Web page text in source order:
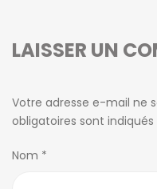
LAISSER UN
Votre adresse e-mail ne
obligatoires sont
Nom *